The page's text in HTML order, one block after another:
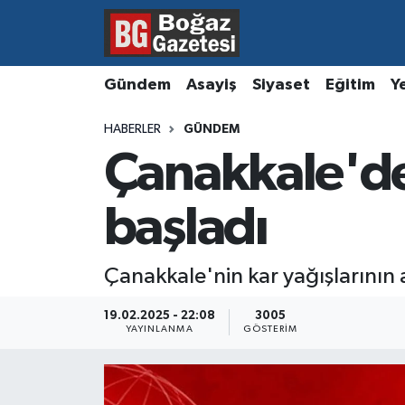
Gündem Asayiş Siyaset Eğitim
HABERLER GÜNDEM
başladı
Çanakkale'nin kar
19.02.2025 - 22:08
YAYINLANMA
3005
GÖSTERIM
Asayiş
Ekonomi
Gündem
Hava Durumu
Süper Lig Puan Durumu ve Fikstür
Tüm Manşetler
Son Dakika Haberleri